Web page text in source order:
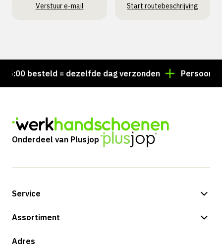
Verstuur e-mail
Start routebeschrijving
besteld = dezelfde dag verzonden Persoonlijk
Onderdeel van Plusjop
Service
Betalingsmogelijkheden
Retouren & service
Assortiment
Shop
Adres